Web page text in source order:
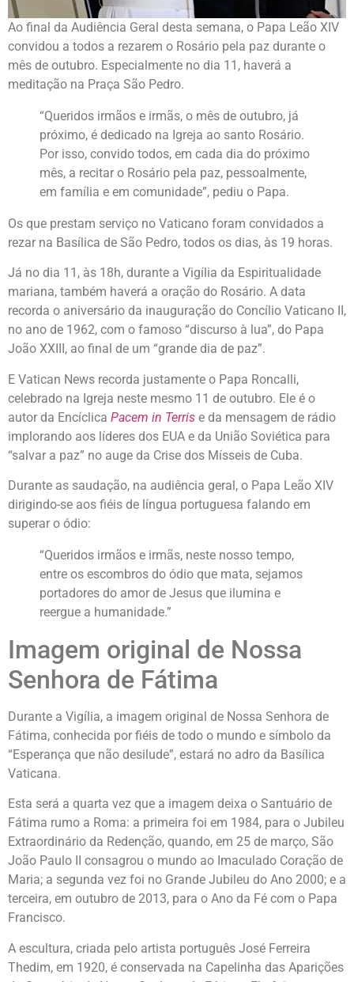
Ao final da Audiência Geral desta semana, o Papa Leão XIV
convidou a todos a rezarem o Rosário pela paz durante o
mês de outubro. Especialmente no dia 11, haverá a
meditação na Praça São Pedro.
“Queridos irmãos e irmãs, o mês de outubro, já
próximo, é dedicado na Igreja ao santo Rosário.
Por isso, convido todos, em cada dia do próximo
mês, a recitar o Rosário pela paz, pessoalmente,
em família e em comunidade”, pediu o Papa.
Os que prestam serviço no Vaticano foram convidados a
rezar na Basílica de São Pedro, todos os dias, às 19 horas.
Já no dia 11, às 18h, durante a Vigília da Espiritualidade
mariana, também haverá a oração do Rosário. A data
recorda o aniversário da inauguração do Concílio Vaticano II,
no ano de 1962, com o famoso “discurso à lua”, do Papa
João XXIII, ao final de um “grande dia de paz”.
E Vatican News recorda justamente o Papa Roncalli,
celebrado na Igreja neste mesmo 11 de outubro. Ele é o
autor da Encíclica Pacem in Terris e da mensagem de rádio
implorando aos líderes dos EUA e da União Soviética para
“salvar a paz” no auge da Crise dos Mísseis de Cuba.
Durante as saudação, na audiência geral, o Papa Leão XIV
dirigindo-se aos fiéis de língua portuguesa falando em
superar o ódio:
“Queridos irmãos e irmãs, neste nosso tempo,
entre os escombros do ódio que mata, sejamos
portadores do amor de Jesus que ilumina e
reergue a humanidade.”
Imagem original de Nossa
Senhora de Fátima
Durante a Vigília, a imagem original de Nossa Senhora de
Fátima, conhecida por fiéis de todo o mundo e símbolo da
“Esperança que não desilude”, estará no adro da Basílica
Vaticana.
Esta será a quarta vez que a imagem deixa o Santuário de
Fátima rumo a Roma: a primeira foi em 1984, para o Jubileu
Extraordinário da Redenção, quando, em 25 de março, São
João Paulo II consagrou o mundo ao Imaculado Coração de
Maria; a segunda vez foi no Grande Jubileu do Ano 2000; e a
terceira, em outubro de 2013, para o Ano da Fé com o Papa
Francisco.
A escultura, criada pelo artista português José Ferreira
Thedim, em 1920, é conservada na Capelinha das Aparições